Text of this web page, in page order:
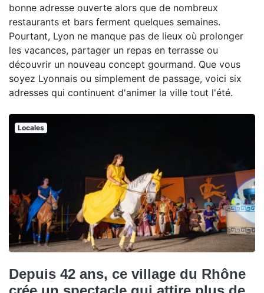
bonne adresse ouverte alors que de nombreux
restaurants et bars ferment quelques semaines.
Pourtant, Lyon ne manque pas de lieux où prolonger
les vacances, partager un repas en terrasse ou
découvrir un nouveau concept gourmand. Que vous
soyez Lyonnais ou simplement de passage, voici six
adresses qui continuent d'animer la ville tout l'été.
Locales
Depuis 42 ans, ce village du Rhône